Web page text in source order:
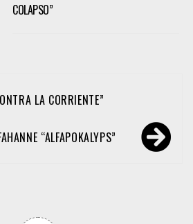
COLAPSO”
LA CORRIENTE”
“ALFAPOKALYPS”